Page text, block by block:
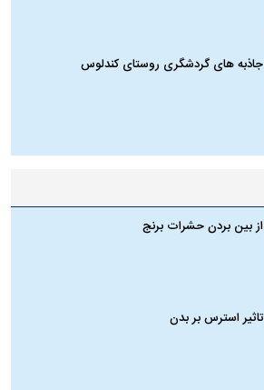
جاذبه های گردشگری روستای کندلوس
از بین بردن حشرات برنج
تاثیر استرس بر بدن